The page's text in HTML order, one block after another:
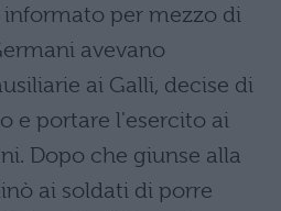
informato per mezzo di
avevano
ai Galli, decise di
e portare l'esercito ai
Dopo che giunse alla
ai soldati di porre